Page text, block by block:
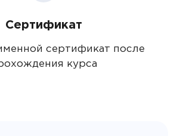
Сертификат
сертификат после
курса